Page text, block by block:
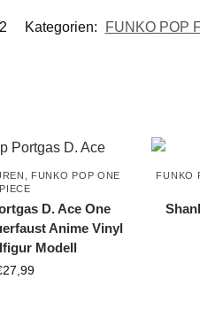
Kategorien: FUNKO POP
FUNKO POP ONE
PIECE
D. Ace One
Anime Vinyl
Modell
27,99
FUNKO